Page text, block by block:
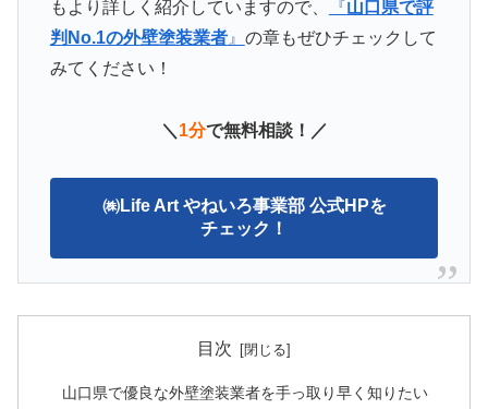
もより詳しく紹介していますので、 『山口県で評
判No.1の外壁塗装業者』 の章もぜひチェックして
みてください！
＼ 1分で無料相談！／
㈱Life Art やねいろ事業部 公式HPを
チェック！
目次
山口県で優良な外壁塗装業者を手っ取り早く知りたい